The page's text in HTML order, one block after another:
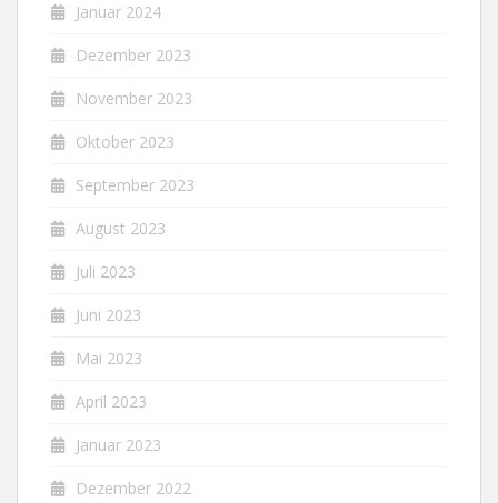
Januar 2024
Dezember 2023
November 2023
Oktober 2023
September 2023
August 2023
Juli 2023
Juni 2023
Mai 2023
April 2023
Januar 2023
Dezember 2022